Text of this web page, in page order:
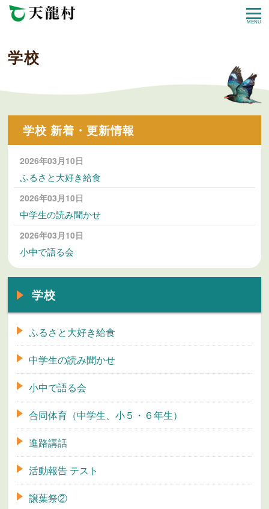
MENU
学校
学校 新着・更新情報
2026年03月10日
ふるさと大好き給食
2026年03月10日
中学生の読み聞かせ
2026年03月10日
小中で語る会
学校
ふるさと大好き給食
中学生の読み聞かせ
小中で語る会
合同体育（中学生、小５・６年生）
進路講話
活動報告 テスト
譲葉祭②